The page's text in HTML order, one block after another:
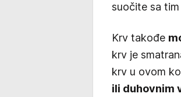
suočite sa
Krv takođe
krv je
krv u ovom
ili duhovnim